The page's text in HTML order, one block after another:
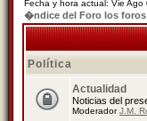
Fecha y hora actual: Vie
�ndice del Foro los
Política
Actualidad
Noticias del
ModeradorJ.M.